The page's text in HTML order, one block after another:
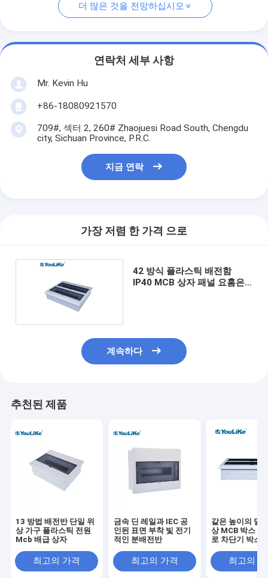
더 많은 것을 전망하십시오
연락처 세부 사항
Mr. Kevin Hu
+86-18080921570
709#, 섹터 2, 260# Zhaojuesi Road South, Chengdu
city, Sichuan Province, P.R.C.
지금 연락
가장 저렴 한 가격 으로
42 방식 플라스틱 배전함
IP40 MCB 상자 패널 요홈은
계속하다
추천된 제품
13 방법 배전반 단일 위
상 가구 플라스틱 전원
Mcb 배급 상자
최고의 가격
금속 딘 레일과 IEC 공
인된 표면 부착 빛 전기
적인 분배전반
최고의 가격
같은 높이의 말
상 MCB 박스
로 차단기 박스
최고의